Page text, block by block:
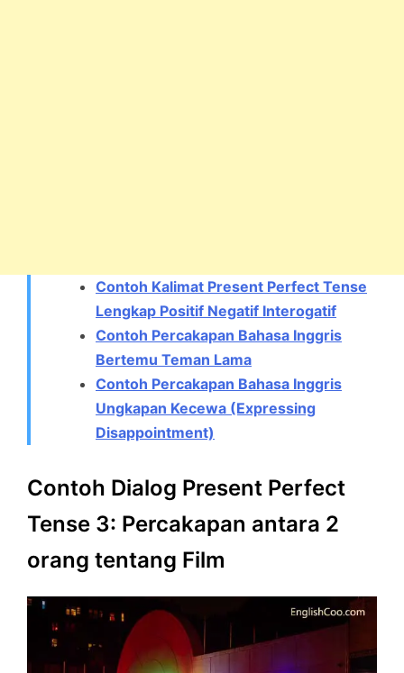
Contoh Kalimat Present Perfect Tense
Lengkap Positif Negatif Interogatif
Contoh Percakapan Bahasa Inggris
Bertemu Teman Lama
Contoh Percakapan Bahasa Inggris
Ungkapan Kecewa (Expressing
Disappointment)
Contoh Dialog Present Perfect
Tense 3: Percakapan antara 2
orang tentang Film